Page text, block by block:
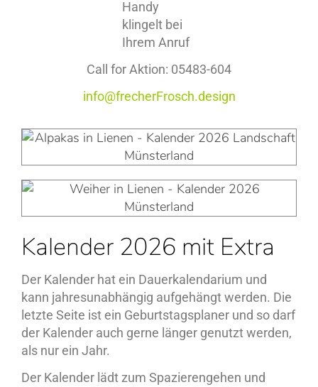
Call for Aktion: 05483-604
info@frecherFrosch.design
Kalender 2026 mit Extra
Der Kalender hat ein Dauerkalendarium und
kann jahresunabhängig aufgehängt werden. Die
letzte Seite ist ein Geburtstagsplaner und so darf
der Kalender auch gerne länger genutzt werden,
als nur ein Jahr.
Der Kalender lädt zum Spazierengehen und